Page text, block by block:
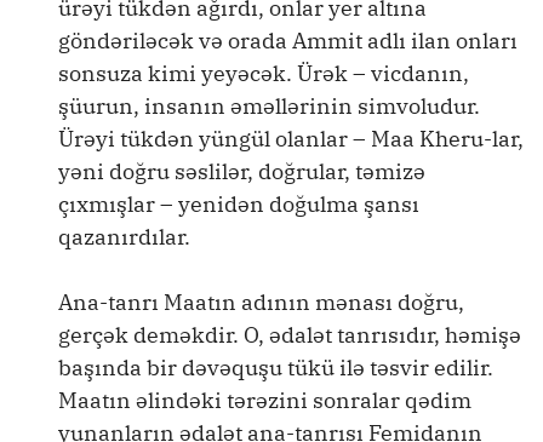
ürəyi tükdən ağırdı, onlar yer altına
göndəriləcək və orada Ammit adlı ilan onları
sonsuza kimi yeyəcək. Ürək – vicdanın,
şüurun, insanın əməllərinin simvoludur.
Ürəyi tükdən yüngül olanlar – Maa Kheru-lar,
yəni doğru səslilər, doğrular, təmizə
çıxmışlar – yenidən doğulma şansı
qazanırdılar.
Ana-tanrı Maatın adının mənası doğru,
gerçək deməkdir. O, ədalət tanrısıdır, həmişə
başında bir dəvəquşu tükü ilə təsvir edilir.
Maatın əlindəki tərəzini sonralar qədim
yunanların ədalət ana-tanrısı Femidanın